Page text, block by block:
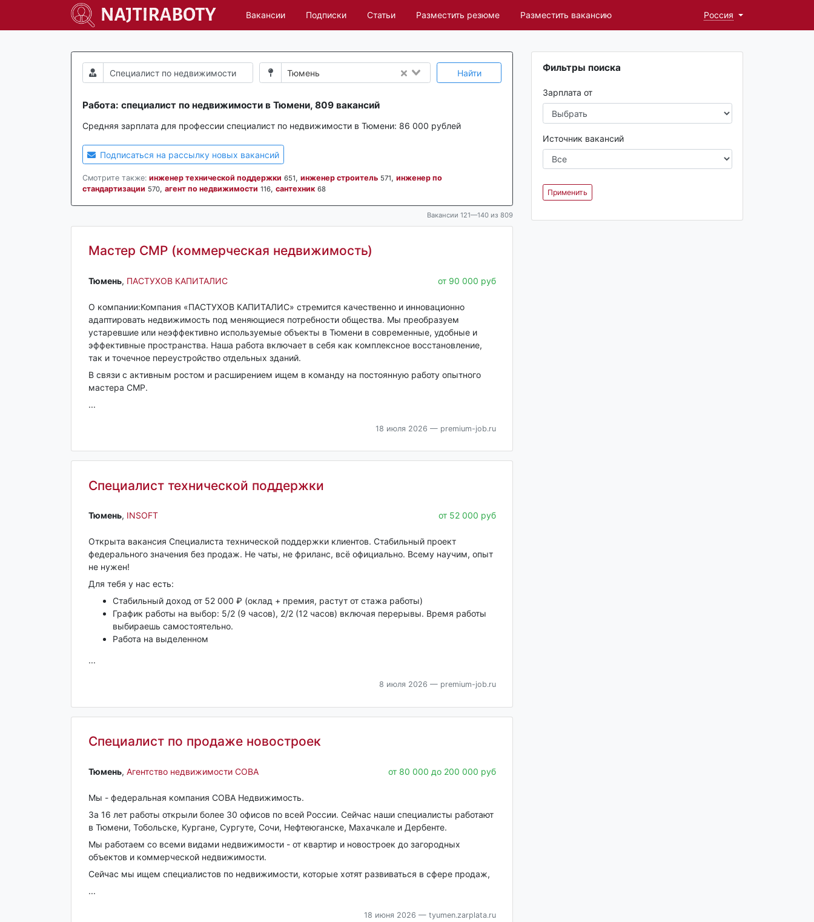
Вакансии Подписки Статьи Разместить резюме Разместить вакансию Россия
Тюмень Найти
Работа: специалист по недвижимости в Тюмени, 809 вакансий
Средняя зарплата для профессии специалист по недвижимости в Тюмени: 86 000 рублей
Подписаться на рассылку новых вакансий
Смотрите также: инженер технической поддержки 651, инженер строитель 571, инженер по
стандартизации 570, агент по недвижимости 116, сантехник 68
Вакансии 121—140 из 809
Мастер СМР (коммерческая недвижимость)
Тюмень‎, ПАСТУХОВ КАПИТАЛИС от 90 000 руб
О компании:Компания «ПАСТУХОВ КАПИТАЛИС» стремится качественно и инновационно
адаптировать недвижимость под меняющиеся потребности общества. Мы преобразуем
устаревшие или неэффективно используемые объекты в Тюмени в современные, удобные и
эффективные пространства. Наша работа включает в себя как комплексное восстановление,
так и точечное переустройство отдельных зданий.
В связи с активным ростом и расширением ищем в команду на постоянную работу опытного
мастера СМР.
...
18 июля 2026 — premium-job.ru
Специалист технической поддержки
Тюмень‎, INSOFT от 52 000 руб
Открыта вакансия Специалиста технической поддержки клиентов. Стабильный проект
федерального значения без продаж. Не чаты, не фриланс, всё официально. Всему научим, опыт
не нужен!
Для тебя у нас есть:
Стабильный доход от 52 000 ₽ (оклад + премия, растут от стажа работы)
График работы на выбор: 5/2 (9 часов), 2/2 (12 часов) включая перерывы. Время работы
выбираешь самостоятельно.
Работа на выделенном
...
8 июля 2026 — premium-job.ru
Специалист по продаже новостроек
Тюмень‎, Агентство недвижимости СОВА от 80 000 до 200 000 руб
Мы - федеральная компания СОВА Недвижимость.
За 16 лет работы открыли более 30 офисов по всей России. Сейчас наши специалисты работают
в Тюмени, Тобольске, Кургане, Сургуте, Сочи, Нефтеюганске, Махачкале и Дербенте.
Мы работаем со всеми видами недвижимости - от квартир и новостроек до загородных
объектов и коммерческой недвижимости.
Сейчас мы ищем специалистов по недвижимости, которые хотят развиваться в сфере продаж,
...
18 июня 2026 — tyumen.zarplata.ru
Фильтры поиска
Зарплата от
Источник вакансий
Применить